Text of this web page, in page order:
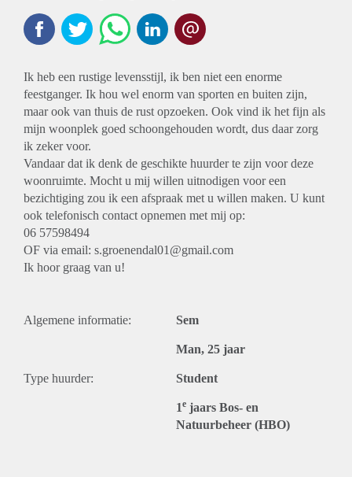
Ik heb een rustige levensstijl, ik ben niet een enorme
feestganger. Ik hou wel enorm van sporten en buiten zijn,
maar ook van thuis de rust opzoeken. Ook vind ik het fijn als
mijn woonplek goed schoongehouden wordt, dus daar zorg
ik zeker voor.
Vandaar dat ik denk de geschikte huurder te zijn voor deze
woonruimte. Mocht u mij willen uitnodigen voor een
bezichtiging zou ik een afspraak met u willen maken. U kunt
ook telefonisch contact opnemen met mij op:
06 57598494
OF via email: s.groenendal01@gmail.com
Ik hoor graag van u!
Algemene informatie: Sem
Man, 25 jaar
Type huurder: Student
1e jaars Bos- en
Natuurbeheer (HBO)